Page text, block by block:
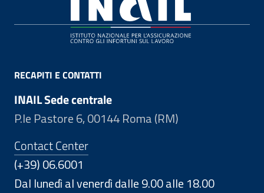
RECAPITI E CONTATTI
INAIL Sede centrale
P.le Pastore 6, 00144 Roma (RM)
Contact Center
(+39) 06.6001
Dal lunedì al venerdì dalle 9.00 alle 18.00